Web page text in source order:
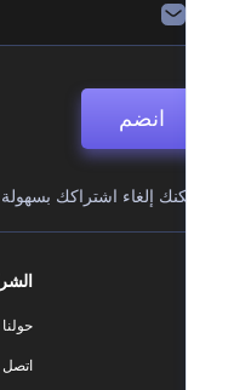
إلغاء اشتراكك بسهولة في أي